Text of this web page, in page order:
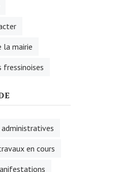
la mairie
fressinoises
administratives
en cours